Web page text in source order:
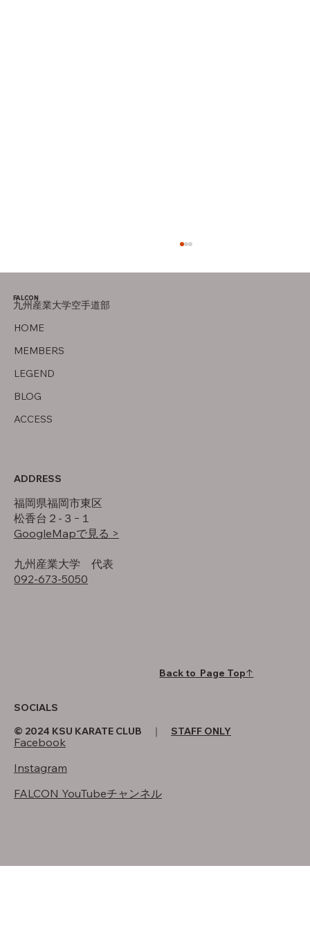
HOME
MEMBERS
LEGEND
BLOG
ACCESS
FALCON
九州産業大学空手道部
ADDRESS
福岡県福岡市東区
松香台２-３−１
GoogleMapで見る >
​九州産業大学 代表
092-673-5050
SOCIALS
Facebook
Instagram
FALCON YouTubeチャンネル
Back to Page Top↑
© 2024 KSU KARATE CLUB ｜ STAFF ONLY